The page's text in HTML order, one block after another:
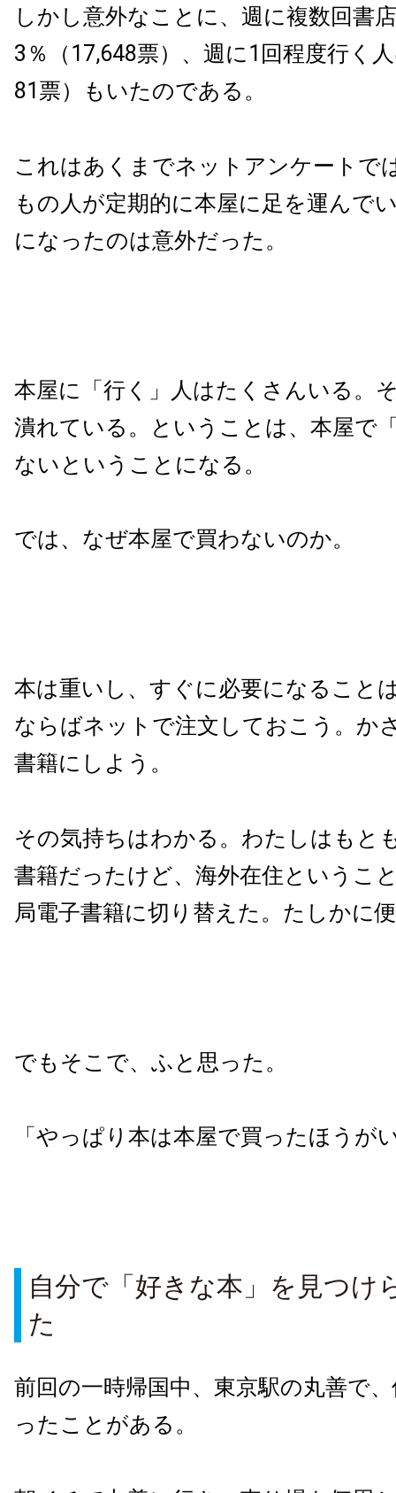
しかし意外なことに、週に複数回書
3％（17,648票）、週に1回程度行く
81票）もいたのである。
これはあくまでネットアンケートで
もの人が定期的に本屋に足を運んで
になったのは意外だった。
本屋に「行く」人はたくさんいる。
潰れている。ということは、本屋で
ないということになる。
では、なぜ本屋で買わないのか。
本は重いし、すぐに必要になること
ならばネットで注文しておこう。か
書籍にしよう。
その気持ちはわかる。わたしはもと
書籍だったけど、海外在住というこ
局電子書籍に切り替えた。たしかに
でもそこで、ふと思った。
「やっぱり本は本屋で買ったほうが
自分で「好きな本」を見つけ
た
前回の一時帰国中、東京駅の丸善で
ったことがある。